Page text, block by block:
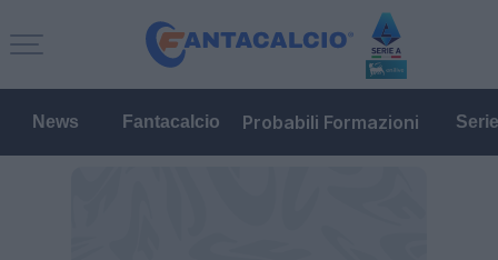
News Fantacalcio Probabili Formazioni